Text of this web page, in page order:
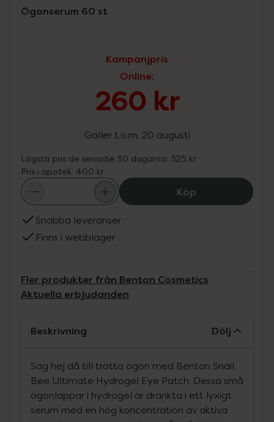
Ögonserum 60 st
Kampanjpris
Online:
260 kr
Gäller t.o.m. 20 augusti
Lägsta pris de senaste 30 dagarna: 325 kr
Pris i apotek: 400 kr
KöpBenton
Snabba leveranser
Finns i webblager
Fler produkter från Benton Cosmetics
Aktuella erbjudanden
Beskrivning Dölj
Säg hej då till trötta ögon med Benton Snail
Bee Ultimate Hydrogel Eye Patch. Dessa små
ögonlappar i hydrogel är dränkta i ett lyxigt
serum med en hög koncentration av aktiva